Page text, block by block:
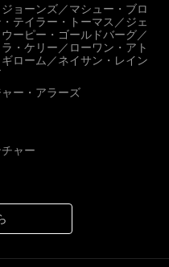
ョーンズ／マシュー・ブロ
テイラー・トーマス／ジェ
ーピー・ゴールドバーグ／
・ケリー／ローワン・アト
ローム／ネイサン・レイン
ー・アラーズ
ャー